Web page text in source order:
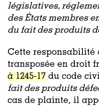
législatives,
des États membres
du fait des produits
Cette responsabilité
transposée en droit
à 1245-17 du code
fait des produits
cas de plainte, il